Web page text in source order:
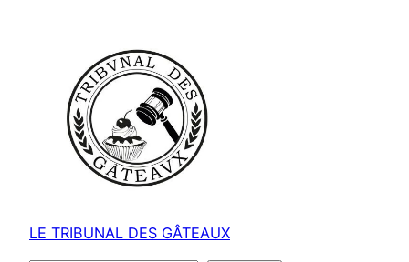
LE TRIBUNAL DES GÂTEAUX